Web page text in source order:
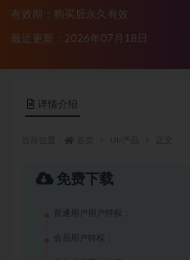
有效期：购买后永久有效
最近更新：2026年07月18日
详情介绍
免费下载
普通用户用户特权：
会员用户特权：